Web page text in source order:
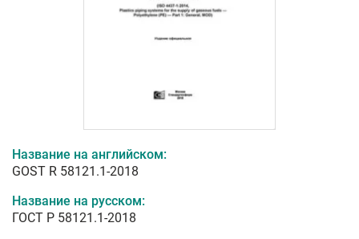
Название на английском:
GOST R 58121.1-2018
Название на русском:
ГОСТ Р 58121.1-2018